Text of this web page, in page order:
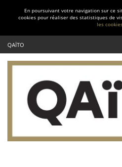
En poursuivant votre navigation sur ce
cookies pour réaliser des statistiques de
les
QAÏTO